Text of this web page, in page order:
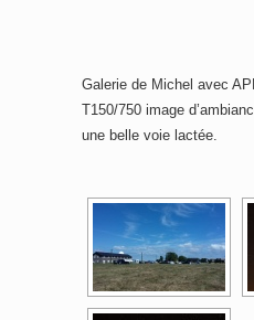
Galerie de Michel avec
T150/750 image
une belle voie lactée.